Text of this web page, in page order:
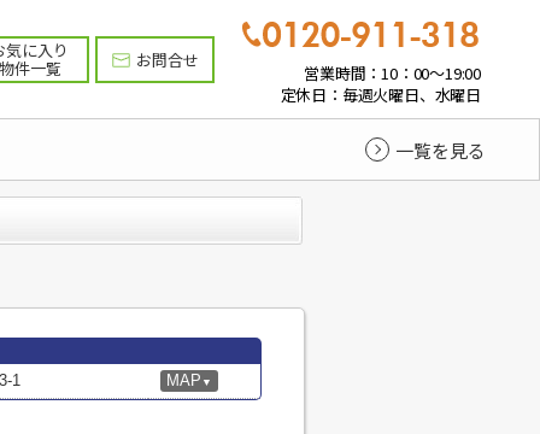
気に入り
件一覧 お問合せ
営業時間：10：00～19:00
定休日：毎週火曜日、水曜日
一覧を見る
1 MAP ▼